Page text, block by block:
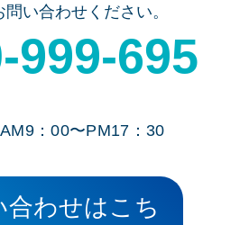
い合わせください。
999-695
：00〜PM17：30
合わせはこち